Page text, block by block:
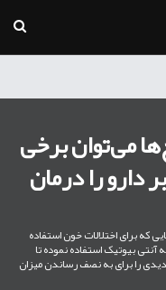
می‌توان برخی
دارو را درمان
که برای اختلالات خون استفاده
بیوتیک استفاده نموده تا
را برای به نصف رساندن میزان